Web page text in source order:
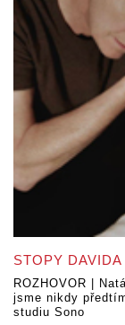
STOPY
ROZHOVOR |
jsme nikdy
studiu Sono